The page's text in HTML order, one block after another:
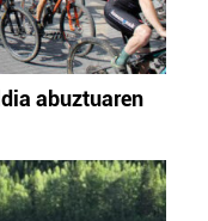
abuztuaren